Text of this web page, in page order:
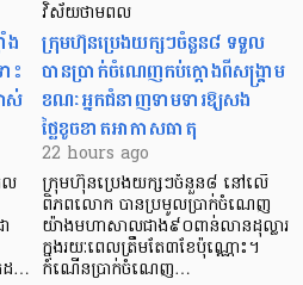
ង
ះ
ស់
ល
ដ…
វិស័យថាមពល
ក្រុមហ៊ុនប្រេងយក្សៗចំនួន៨ ទទួល
បានប្រាក់ចំណេញកប់ក្តោងពីសង្គ្រាម
ខណៈអ្នកជំនាញទាមទារឱ្យសង
ថ្លៃខូចខាតអាកាសធាតុ
22 hours ago
ក្រុមហ៊ុនប្រេងយក្សៗចំនួន៨ នៅលើ
ពិភពលោក បានប្រមូលប្រាក់ចំណេញ
យ៉ាងមហាសាលជាង៩០ពាន់លានដុល្លារ
ក្នុងរយៈពេលត្រឹមតែ៣ខែប៉ុណ្ណោះ។
កំណើនប្រាក់ចំណេញ…